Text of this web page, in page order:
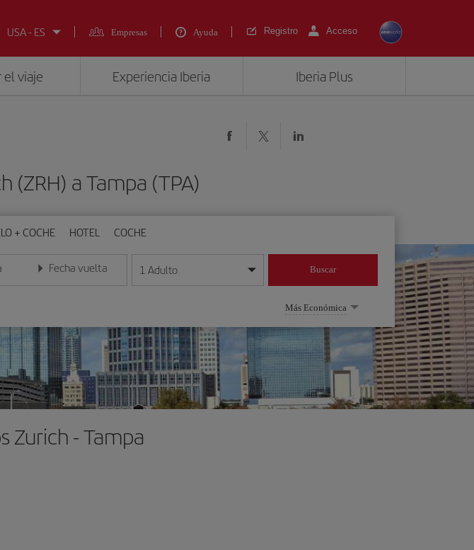
USA - ES
Empresas Ayuda Registro Acceso
el viaje Experiencia Iberia Iberia Plus
(ZRH) a Tampa (TPA)
+ COCHE HOTEL COCHE
en formato día/mes/año
Fecha vuelta
Introduce la fecha en formato día/mes/año
1 Adulto Buscar
Más Económica
Zurich - Tampa